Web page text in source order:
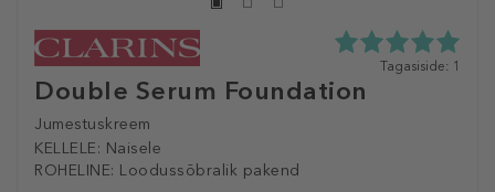
Double Serum Foundation
Jumestuskreem
KELLELE: Naisele
ROHELINE: Loodussõbralik pakend
5.0
Tagasiside: 1